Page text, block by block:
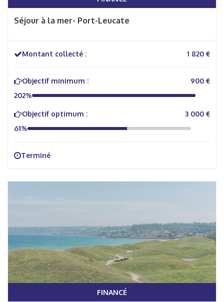
Séjour à la mer- Port-Leucate
Montant collecté : 1 820 €
Objectif minimum :
900 €
202%
Objectif optimum :
3 000 €
61%
Terminé
FINANCÉ